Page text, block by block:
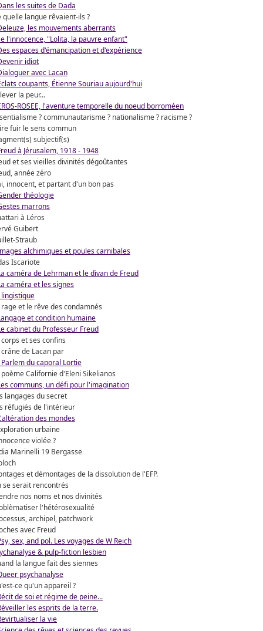
les suites de Dada
quelle langue rêvaient-ils ?
les mouvements aberrants
l'innocence, "Lolita, la pauvre enfant"
espaces d'émancipation et d'expérience
idiot
avec Lacan
coupants, Étienne Souriau aujourd'hui
la peur…
ROSEE, l'aventure temporelle du noeud borroméen
? communautarisme ? nationalisme ? racisme ?
fuir le sens commun
subjectif(s)
à Jérusalem, 1918 - 1948
et ses vieilles divinités dégoûtantes
année zéro
innocent, et partant d'un bon pas
théologie
marrons
à Léros
Guibert
Straub
alchimiques et poules carnibales
Iscariote
caméra de Lehrman et le divan de Freud
caméra et les signes
lingistique
rage et le rêve des condamnés
et condition humaine
cabinet du Professeur Freud
corps et ses confins
crâne de Lacan par
Parlem du caporal Lortie
poème Californie d'Eleni Sikelianos
communs, un défi pour l'imagination
langages du secret
réfugiés de l'intérieur
des mondes
urbaine
violée ?
Marinelli 19 Bergasse
et démontages de la dissolution de l'EFP.
se serait rencontrés
nos noms et nos divinités
l'hétérosexualité
archipel, patchwork
avec Freud
sex, and pol. Les voyages de W Reich
& pulp-fiction lesbien
la langue fait des siennes
psychanalyse
ce qu'un appareil ?
de soi et régime de peine...
les esprits de la terre.
la vie